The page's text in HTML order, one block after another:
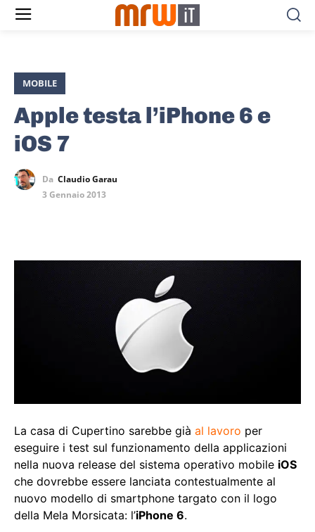
MOBILE
Apple testa l’iPhone 6 e
iOS 7
Da Claudio Garau
3 Gennaio 2013
La casa di Cupertino sarebbe già al lavoro per
eseguire i test sul funzionamento della applicazioni
nella nuova release del sistema operativo mobile iOS
che dovrebbe essere lanciata contestualmente al
nuovo modello di smartphone targato con il logo
della Mela Morsicata: l’iPhone 6.